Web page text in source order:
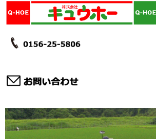
TOP
カタログ・冊子 DL